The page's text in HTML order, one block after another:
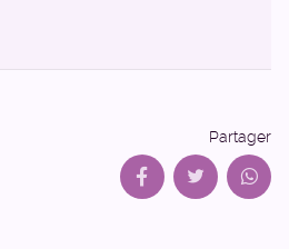
Partager